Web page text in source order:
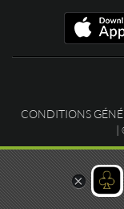
CONDITIONS
|
×